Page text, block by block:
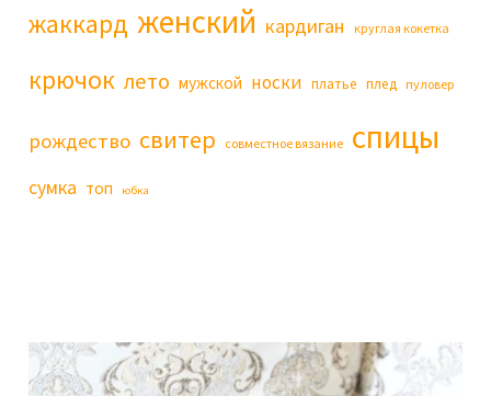
жаккард женский кардиган круглая кокетка
крючок лето мужской носки платье плед пуловер
рождество свитер совместное вязание спицы
сумка топ юбка